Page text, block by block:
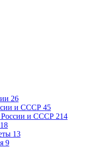
26
и СССР 45
России и СССР 214
18
13
9